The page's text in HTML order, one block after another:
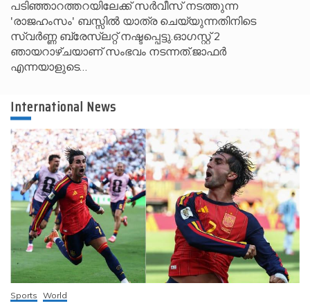
പടിഞ്ഞാറത്തറയിലേക്ക് സർവീസ് നടത്തുന്ന
'രാജഹംസം' ബസ്സിൽ യാത്ര ചെയ്യുന്നതിനിടെ
സ്വർണ്ണ ബ്രേസ്‌ലറ്റ് നഷ്ടപ്പെട്ടു.ഓഗസ്റ്റ് 2
ഞായറാഴ്ചയാണ് സംഭവം നടന്നത്.ജാഫർ
എന്നയാളുടെ…
International News
Sports World